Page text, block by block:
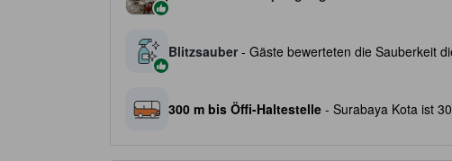
Blitzsauber- Gäste bewerteten die Sauberkeit
300 m bis Öffi-Haltestelle - Surabaya Kota ist